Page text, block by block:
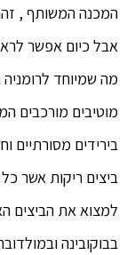
המכנה המשותף ,
אבל כיום אפשר
מה שמיוחד
מוטיבים מורכבים
בירידים מסורתיים
ביצים ריקות אשר
למצוא את הביצים
בבוקובינה